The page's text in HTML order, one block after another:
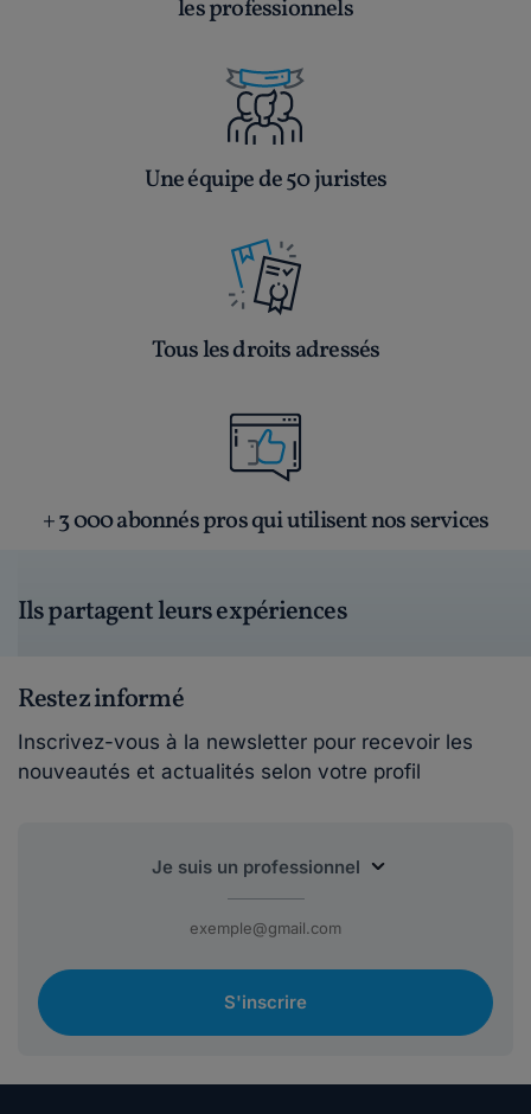
les professionnels
Une équipe de 50 juristes
Tous les droits adressés
+ 3 000 abonnés pros qui utilisent nos services
Ils partagent leurs expériences
Restez informé
Inscrivez-vous à la newsletter pour recevoir les
nouveautés et actualités selon votre profil
S'inscrire